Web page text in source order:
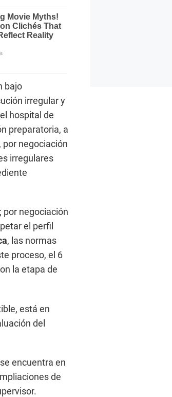
bajo
irregular y
hospital de
preparatoria, a
, por negociación
irregulares
por negociación
el perfil
, las normas
proceso, el 6
la etapa de
está en
del
encuentra en
de